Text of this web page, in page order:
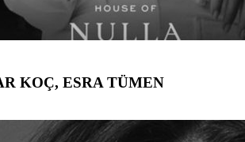
KOÇ, ESRA TÜMEN